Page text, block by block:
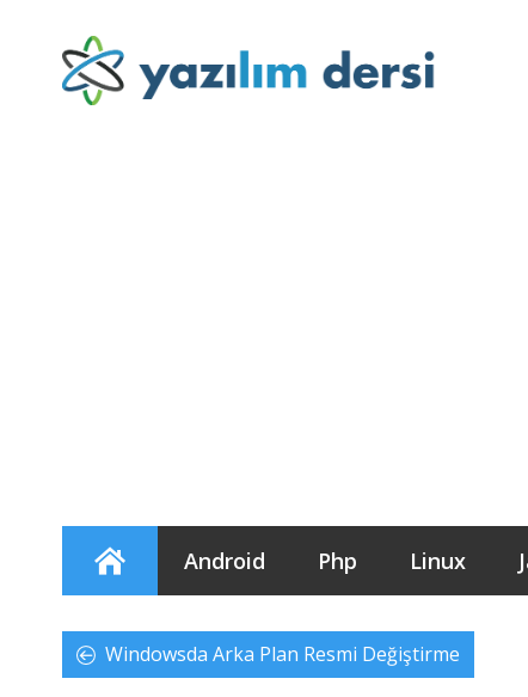
Android Php Linux
Windowsda Arka Plan Resmi Değiştirme